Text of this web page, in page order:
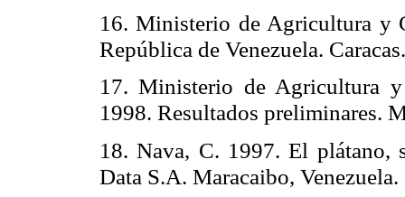
16. Ministerio de Agricultura y
República de Venezuela.
17. Ministerio de Agricultura
1998. Resultados preliminares.
18. Nava, C. 1997. El plátano,
Data S.A. Maracaibo,